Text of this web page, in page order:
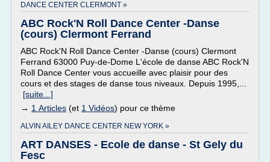
DANCE CENTER CLERMONT »
ABC Rock'N Roll Dance Center -Danse
(cours) Clermont Ferrand
ABC Rock'N Roll Dance Center -Danse (cours) Clermont
Ferrand 63000 Puy-de-Dome L'école de danse ABC Rock'N
Roll Dance Center vous accueille avec plaisir pour des
cours et des stages de danse tous niveaux. Depuis 1995,...
[suite...]
→ 1 Articles (et 1 Vidéos) pour ce thème
ALVIN AILEY DANCE CENTER NEW YORK »
ART DANSES - Ecole de danse - St Gely du
Fesc